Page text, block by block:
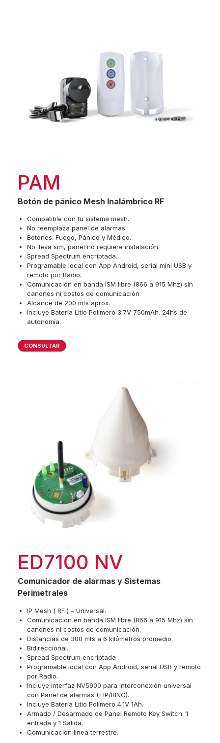
PAM
Botón de pánico Mesh Inalámbrico RF
Compatible con tu sistema mesh.
No reemplaza panel de alarmas.
Botones: Fuego, Pánico y Médico.
No lleva sim, panel no requiere instalación.
Spread Spectrum encriptada.
Programable local con App Android, serial mini USB y
remoto por Radio.
Comunicación en banda ISM libre (866 a 915 Mhz) sin
canones ni costos de comunicación.
Alcance de 200 mts aprox.
Incluye Batería Litio Polímero 3.7V 750mAh. 24hs de
autonomía.
CONSULTAR
ED7100 NV
Comunicador de alarmas y Sistemas
Perimetrales
IP Mesh ( RF ) – Universal.
Comunicación en banda ISM libre (866 a 915 Mhz) sin
canones ni costos de comunicación.
Distancias de 300 mts a 6 kilómetros promedio.
Bidireccional.
Spread Spectrum encriptada
Programable local con App Android, serial USB y remoto
por Radio.
Incluye interfaz NV5900 para interconexión universal
con Panel de alarmas (TIP/RING).
Incluye Batería Litio Polímero 4.1V 1Ah.
Armado / Desarmado de Panel Remoto Key Switch. 1
entrada y 1 Salida.
Comunicación línea terrestre.